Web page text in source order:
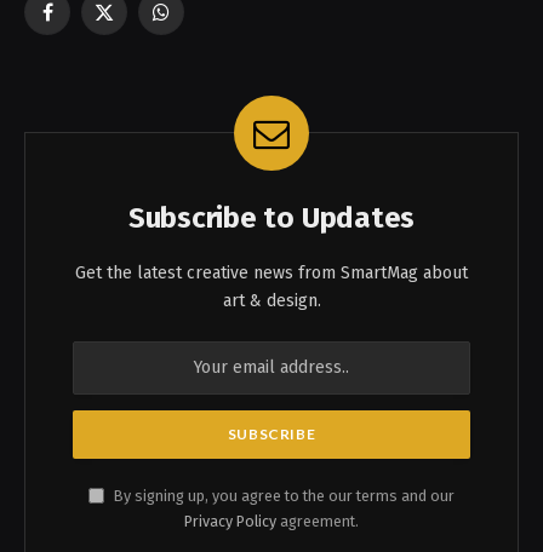
Facebook
X
WhatsApp
Subscribe to Updates
Get the latest creative news from SmartMag about
art & design.
By signing up, you agree to the our terms and our
Privacy Policy agreement.